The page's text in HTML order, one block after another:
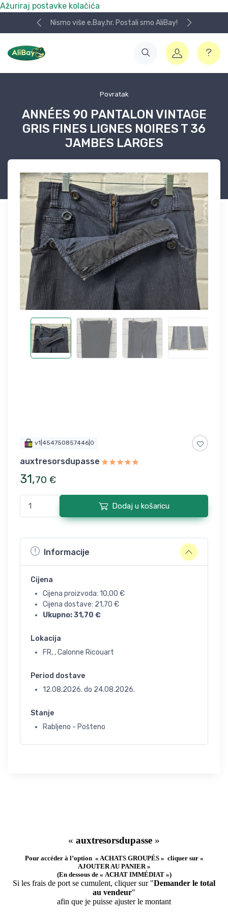
Ažuriraj postavke kolačića
Nismo više e.Bay.hr. Postali smo AliBay!
Povratak
ANNÉES 90 PANTALON VINTAGE
GRIS FINES LIGNES NOIRES T 36
JAMBES LARGES
v1|454750857446|0
auxtresorsdupasse
31,70 €
Dodaj u košaricu
Informacije
Cijena
Cijena proizvoda: 10,00 €
Cijena dostave: 21,70 €
Ukupno:31,70 €
Lokacija
FR, , Calonne Ricouart
Period dostave
12.08.2026. do 24.08.2026.
Stanje
Rabljeno - Pošteno